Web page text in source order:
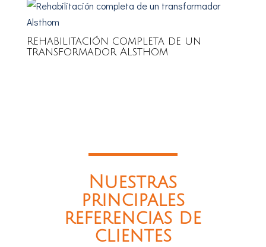
Rehabilitación completa de un
transformador Alsthom
Nuestras
principales
referencias de
clientes